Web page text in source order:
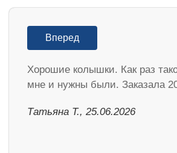
Вперед
Хорошие колышки. Как раз
мне и нужны были. Заказала
Татьяна Т., 25.06.2026